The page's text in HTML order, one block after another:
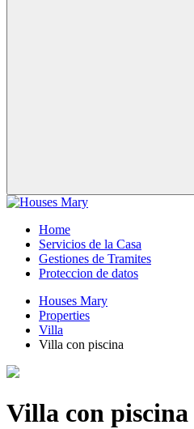
Home
Servicios de la Casa
Gestiones de Tramites
Proteccion de datos
Houses Mary
Properties
Villa
Villa con piscina
Villa con piscina